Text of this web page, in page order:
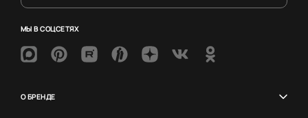
МЫ В СОЦСЕТЯХ
О БРЕНДЕ